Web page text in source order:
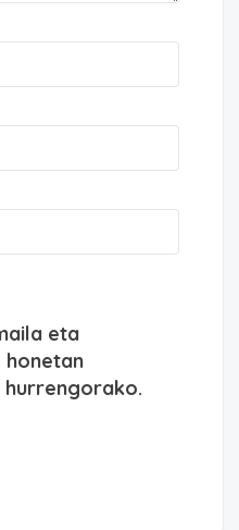
eta
honetan
hurrengorako.